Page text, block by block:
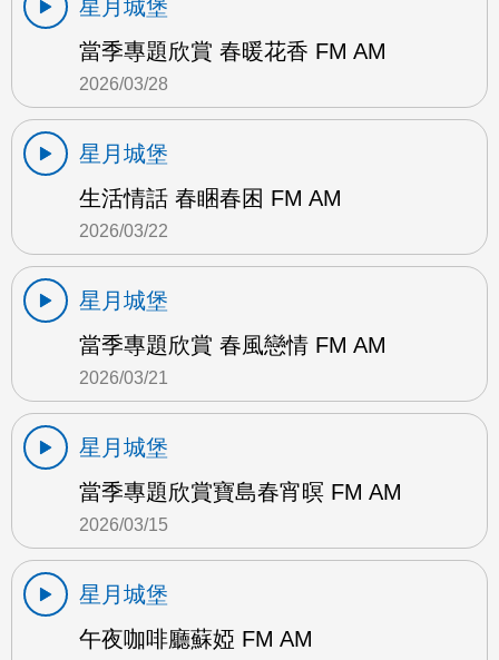
星月城堡
當季專題欣賞 春暖花香 FM AM
2026/03/28
星月城堡
生活情話 春睏春困 FM AM
2026/03/22
星月城堡
當季專題欣賞 春風戀情 FM AM
2026/03/21
星月城堡
當季專題欣賞寶島春宵暝 FM AM
2026/03/15
星月城堡
午夜咖啡廳蘇婭 FM AM